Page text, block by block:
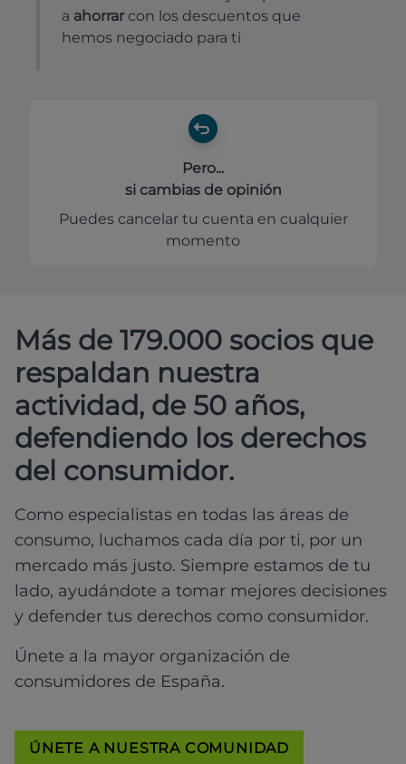
a ahorrar con los descuentos que
hemos negociado para ti
Pero...
si cambias de opinión
Puedes cancelar tu cuenta en cualquier
momento
Más de 179.000 socios que
respaldan nuestra
actividad, de 50 años,
defendiendo los derechos
del consumidor.
Como especialistas en todas las áreas de
consumo, luchamos cada día por ti, por un
mercado más justo. Siempre estamos de tu
lado, ayudándote a tomar mejores decisiones
y defender tus derechos como consumidor.
Únete a la mayor organización de
consumidores de España.
ÚNETE A NUESTRA COMUNIDAD